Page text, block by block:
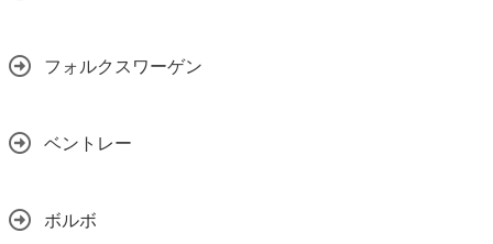
フォルクスワーゲン
ベントレー
ボルボ